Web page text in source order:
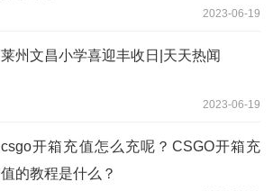
2023-06-19
莱州文昌小学喜迎丰收日|天天热闻
2023-06-19
csgo开箱充值怎么充呢？CSGO开箱充
值的教程是什么？